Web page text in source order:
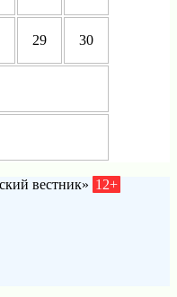
29 30
вестник» 12+